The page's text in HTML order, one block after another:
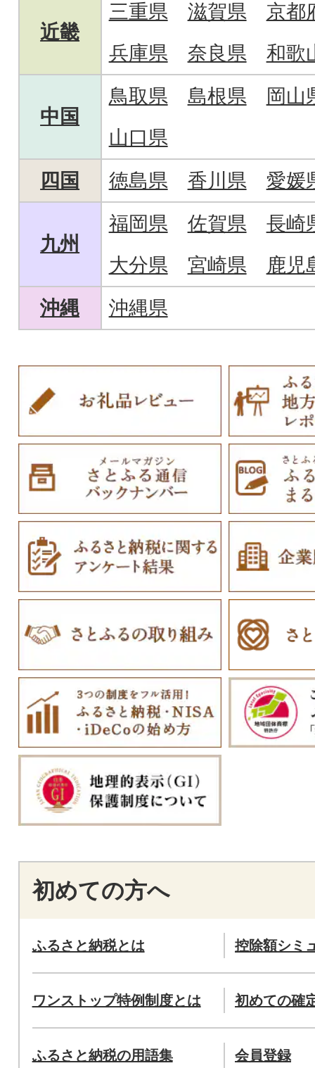
近畿
三重県 滋賀県
京都
兵庫県
奈良県 和歌
中国
鳥取県 島根県
岡山
山口県
四国
徳島県 香川県 愛媛
九州
福岡県 佐賀県
長崎
大分県
宮崎県
鹿児
沖縄
沖縄県
初めての方へ
ふるさと納税とは 控除額シミ
ワンストップ特例制度とは 初めての確
ふるさと納税の用語集 会員登録